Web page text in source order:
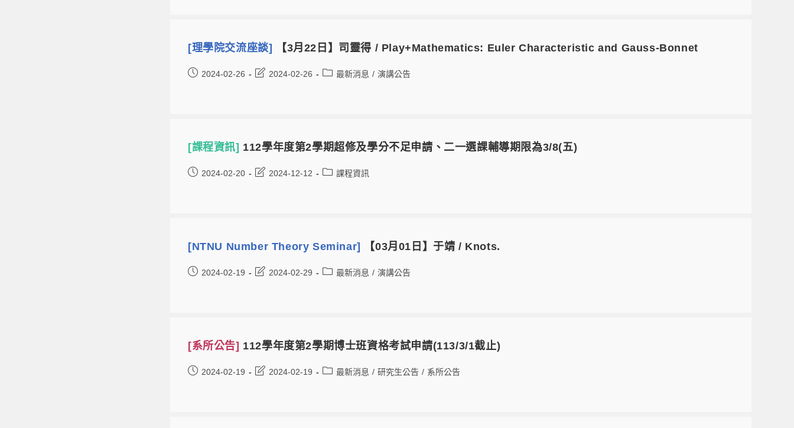
[理學院交流座談] 【3月22日】司靈得 / Play+Mathematics: Euler Characteristic and Gauss-Bonnet
2024-02-26 2024-02-26 最新消息 / 演講公告
[課程資訊] 112學年度第2學期超修及學分不足申請、二一選課輔導期限為3/8(五)
2024-02-20 2024-12-12 課程資訊
[NTNU Number Theory Seminar] 【03月01日】于靖 / Knots.
2024-02-19 2024-02-29 最新消息 / 演講公告
[系所公告] 112學年度第2學期博士班資格考試申請(113/3/1截止)
2024-02-19 2024-02-19 最新消息 / 研究生公告 / 系所公告